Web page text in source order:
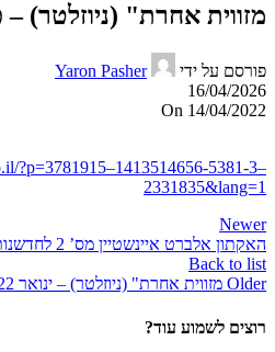
מזווית אחרת" (ניוזלטר) –
פורסם על ידי
Yaron Pasher
16/04/2026
On 14/04/2022
?p=3781915–1413514656-5381-3–
2331835&lang=1
Newer
​האקתון אלברט איינשטיין מס’ 2 לחדשנות בחינוך / מאת: ​אביטל זווין כהן
Back to list
Older מזווית אחרת" (ניוזלטר) – ינואר 2022"
רוצים לשמוע עוד?